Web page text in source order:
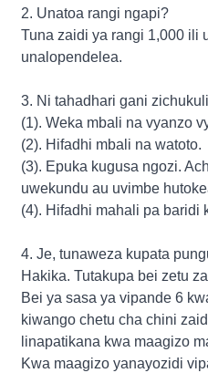
2. Unatoa rangi ngapi?
Tuna zaidi ya rangi 1,000 ili
unalopendelea.
3. Ni tahadhari gani
(1). Weka mbali na vyanzo
(2). Hifadhi mbali na watoto.
(3). Epuka kugusa ngozi.
uwekundu au uvimbe
(4). Hifadhi mahali pa baridi
4. Je, tunaweza kupata
Hakika. Tutakupa bei zetu
Bei ya sasa ya vipande 6
kiwango chetu cha chini
linapatikana kwa maagizo
Kwa maagizo yanayozidi